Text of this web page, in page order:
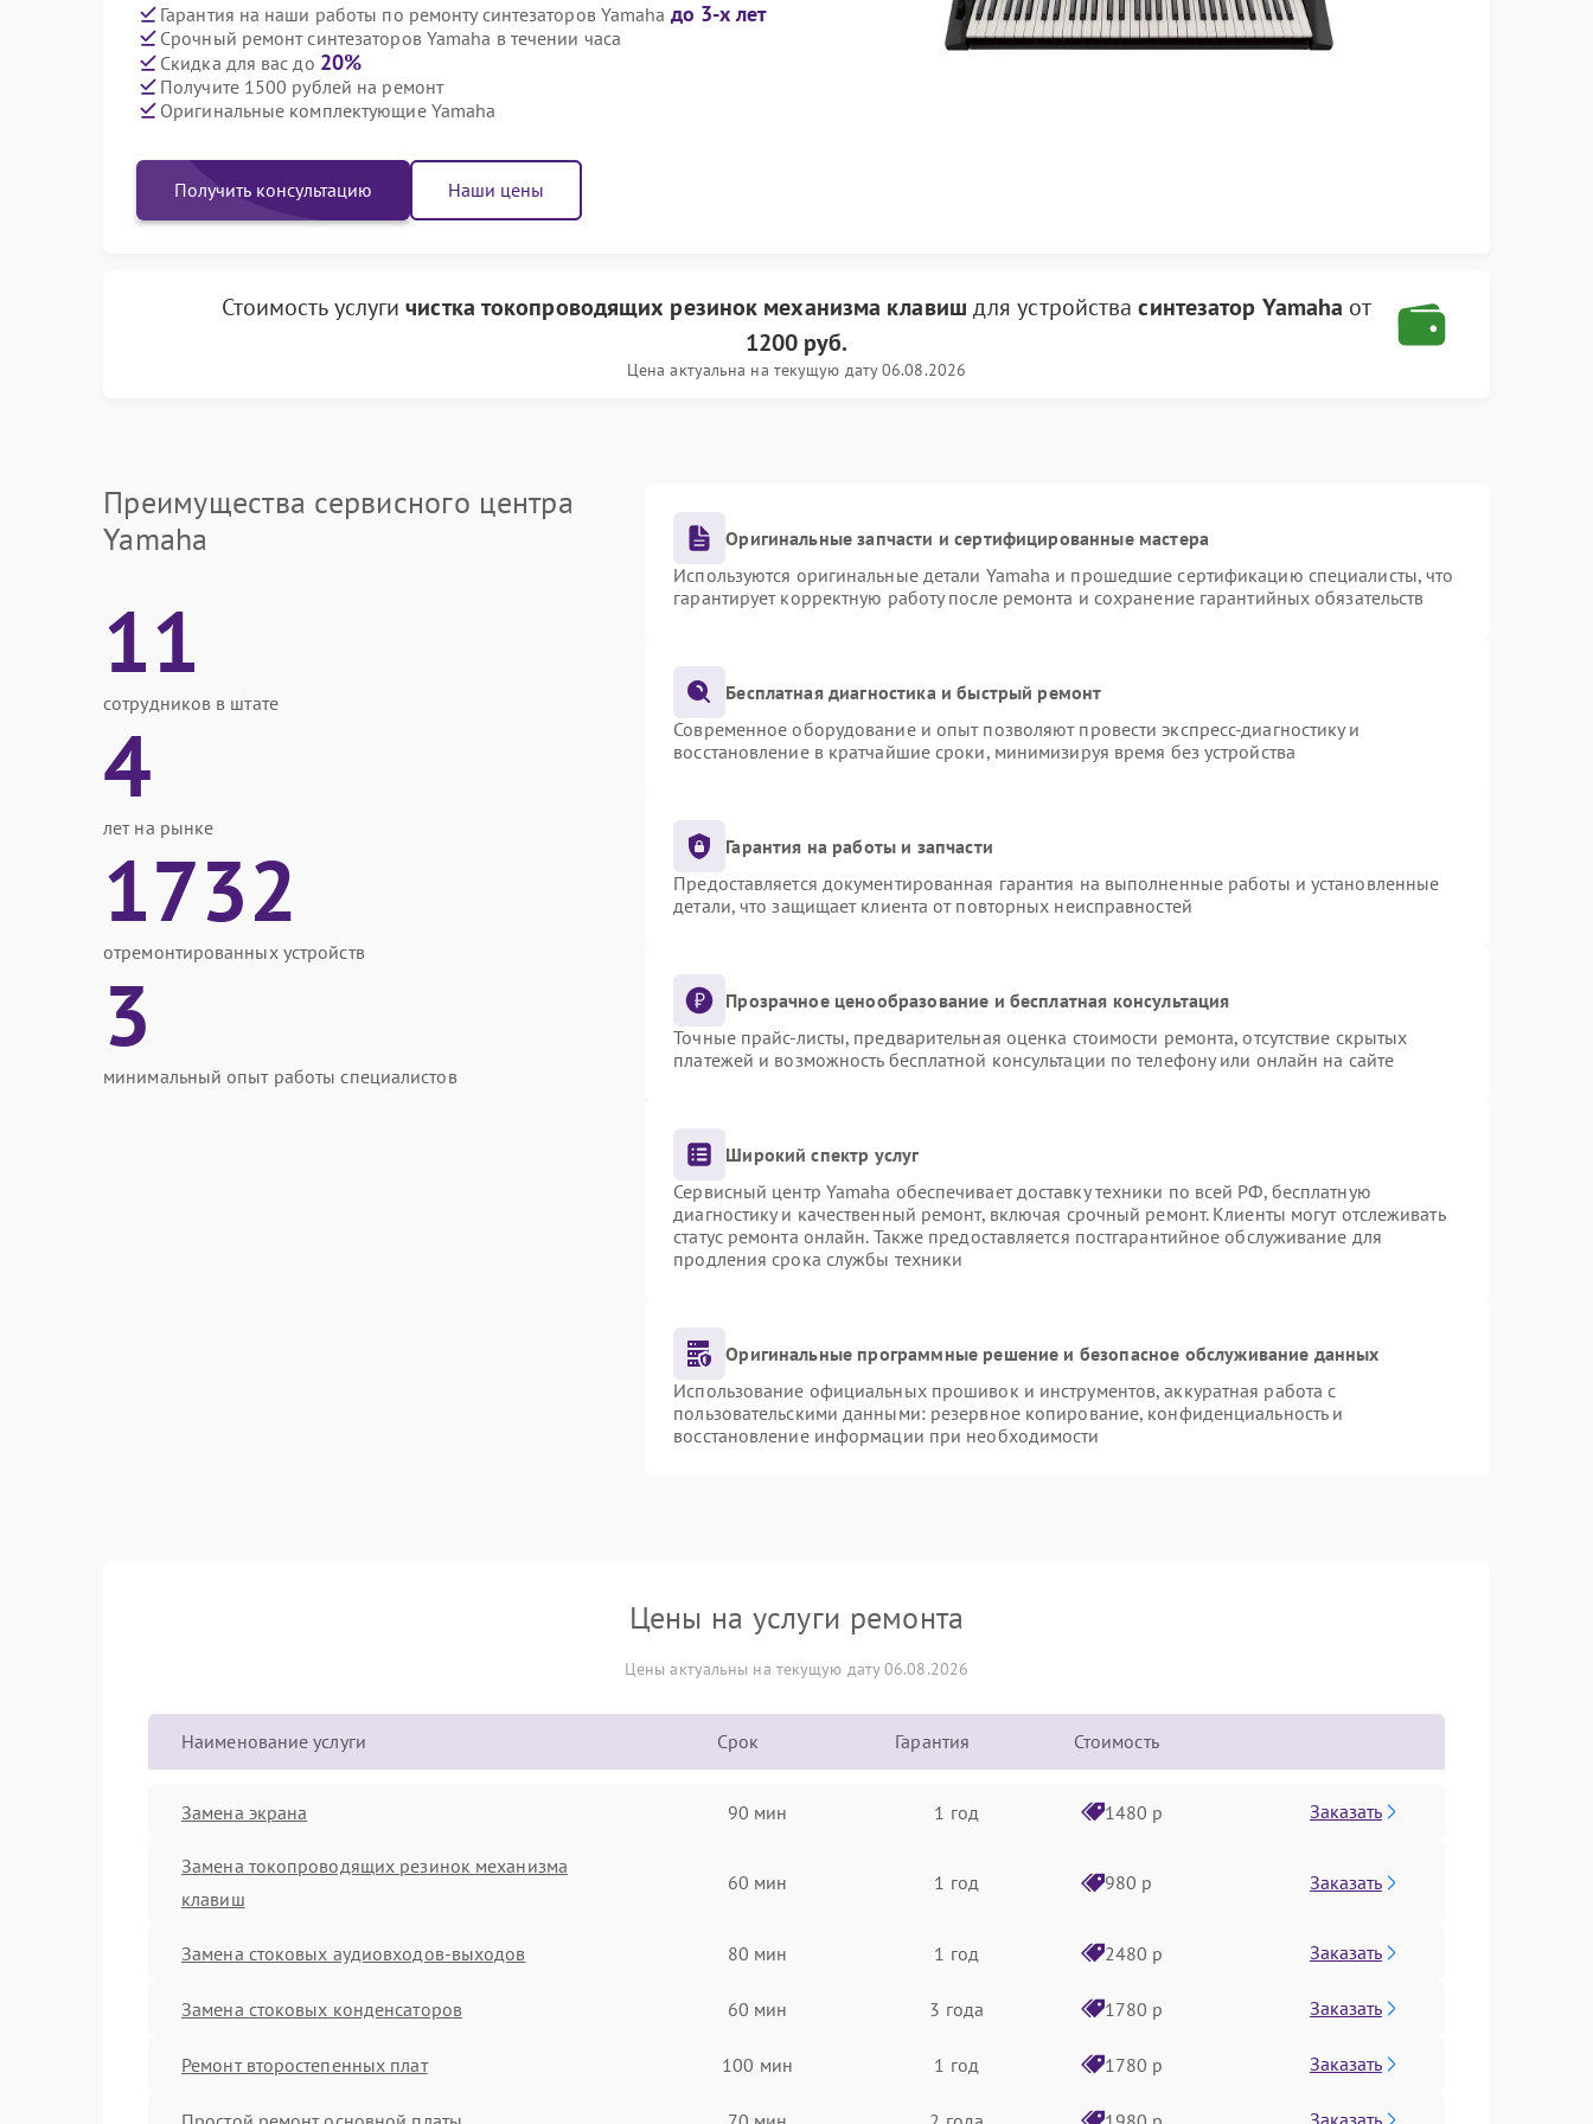
Гарантия на наши работы по ремонту синтезаторов Yamaha до 3-х лет
Срочный ремонт синтезаторов Yamaha в течении часа
Скидка для вас до 20%
Получите 1500 рублей на ремонт
Оригинальные комплектующие Yamaha
Получить консультацию Наши цены
Стоимость услугичистка токопроводящих резинок механизма клавиш для устройствасинтезатор Yamaha от
1200 руб.
Цена актуальна на текущую дату 06.08.2026
Преимущества сервисного центра
Yamaha
11
сотрудников в штате
4
лет на рынке
1732
отремонтированных устройств
3
минимальный опыт работы специалистов
Оригинальные запчасти и сертифицированные мастера
Используются оригинальные детали Yamaha и прошедшие сертификацию специалисты, что
гарантирует корректную работу после ремонта и сохранение гарантийных обязательств
Бесплатная диагностика и быстрый ремонт
Современное оборудование и опыт позволяют провести экспресс-диагностику и
восстановление в кратчайшие сроки, минимизируя время без устройства
Гарантия на работы и запчасти
Предоставляется документированная гарантия на выполненные работы и установленные
детали, что защищает клиента от повторных неисправностей
Прозрачное ценообразование и бесплатная консультация
Точные прайс-листы, предварительная оценка стоимости ремонта, отсутствие скрытых
платежей и возможность бесплатной консультации по телефону или онлайн на сайте
Широкий спектр услуг
Сервисный центр Yamaha обеспечивает доставку техники по всей РФ, бесплатную
диагностику и качественный ремонт, включая срочный ремонт. Клиенты могут отслеживать
статус ремонта онлайн. Также предоставляется постгарантийное обслуживание для
продления срока службы техники
Оригинальные программные решение и безопасное обслуживание данных
Использование официальных прошивок и инструментов, аккуратная работа с
пользовательскими данными: резервное копирование, конфиденциальность и
восстановление информации при необходимости
Цены на услуги ремонта
Цены актуальны на текущую дату 06.08.2026
Наименование услуги Срок Гарантия Стоимость
Замена экрана 90 мин 1 год 1480 р Заказать
Замена токопроводящих резинок механизма
клавиш
60 мин 1 год 980 р Заказать
Замена стоковых аудиовходов-выходов 80 мин 1 год 2480 р Заказать
Замена стоковых конденсаторов 60 мин 3 года 1780 р Заказать
Ремонт второстепенных плат 100 мин 1 год 1780 р Заказать
Заказать